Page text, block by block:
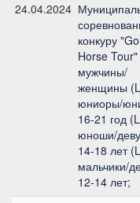
24.04.2024
конкуру
Horse Tour"
мужчины/
женщины
юниоры/
16-21 год
юноши/
14-18 лет
мальчики/
12-14 лет;